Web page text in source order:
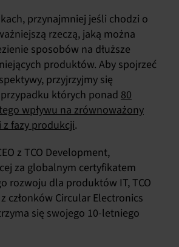
przynajmniej jeśli chodzi o
rzeczą, jaką można
sposobów na dłuższe
produktów. Aby spojrzeć
przyjrzyjmy się
których ponad 80
wpływu na zrównoważony
fazy produkcji.
z TCO Development,
za globalnym certyfikatem
rozwoju dla produktów IT, TCO
członków Circular Electronics
się swojego 10-letniego